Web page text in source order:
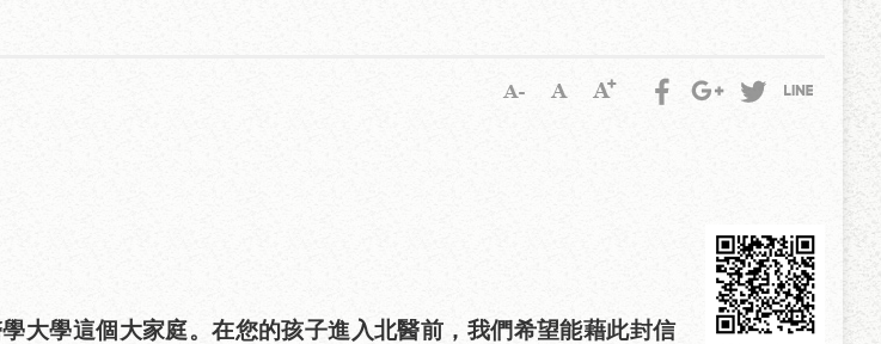
大學這個大家庭。在您的孩子進入北醫前，我們希望能藉此封信